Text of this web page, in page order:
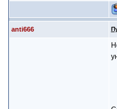
anti666